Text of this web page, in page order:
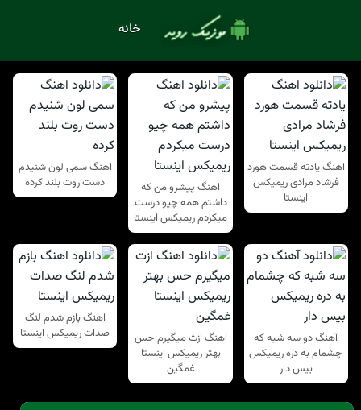
خانه
اهنگ یادته قسمت هورد
فرشاد مرادی ریمیکس
اینستا
اهنگ پیشرو من که
داشتم همه چیو درست
میکردم ریمیکس اینستا
اهنگ سمی لون شنیدم
دست روت بلند کرده
آهنگ دو سه شبه که
چشمام به دره ریمیکس
بیس دار
اهنگ ازت میگیرم حس
بهتر ریمیکس اینستا
غمگین
اهنگ بازم شدم لنگ
صدات ریمیکس اینستا